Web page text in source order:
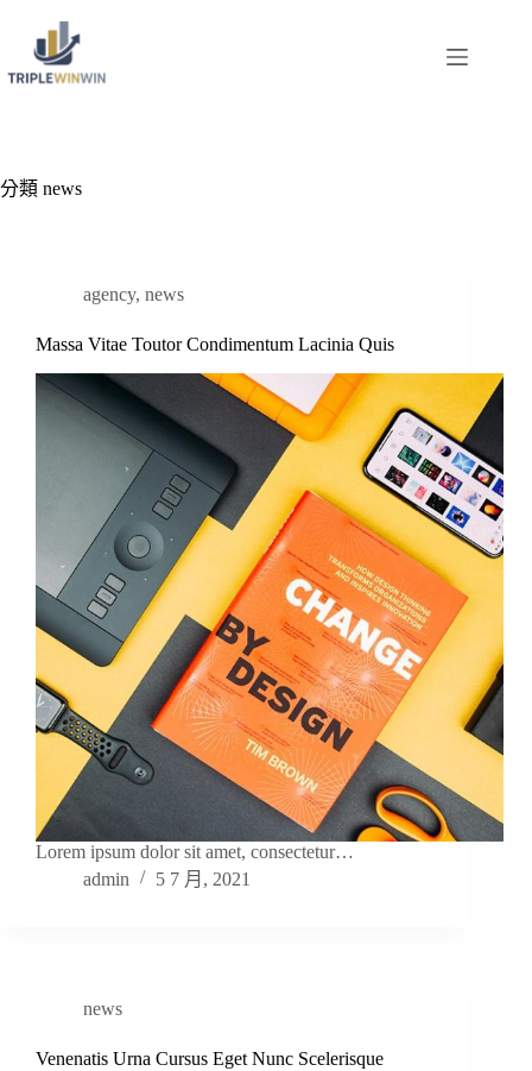
主
分類 news
agency, news
Massa Vitae Toutor Condimentum Lacinia Quis
Lorem ipsum dolor sit amet, consectetur…
admin
5 7 月, 2021
news
Venenatis Urna Cursus Eget Nunc Scelerisque